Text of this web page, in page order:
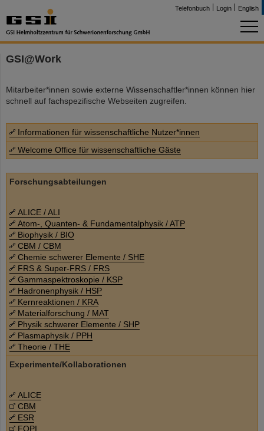
Telefonbuch Login English
GSI@Work
Mitarbeiter*innen sowie externe Wissenschaftler*innen können hier
schnell auf fachspezifische Webseiten zugreifen.
Informationen für wissenschaftliche Nutzer*innen
Welcome Office für wissenschaftliche Gäste
Forschungsabteilungen
ALICE / ALI
Atom-, Quanten- & Fundamentalphysik / ATP
Biophysik / BIO
CBM / CBM
Chemie schwerer Elemente / SHE
FRS & Super-FRS / FRS
Gammaspektroskopie / KSP
Hadronenphysik / HSP
Kernreaktionen / KRA
Materialforschung / MAT
Physik schwerer Elemente / SHP
Plasmaphysik / PPH
Theorie / THE
Experimente/Kollaborationen
ALICE
CBM
ESR
FOPI